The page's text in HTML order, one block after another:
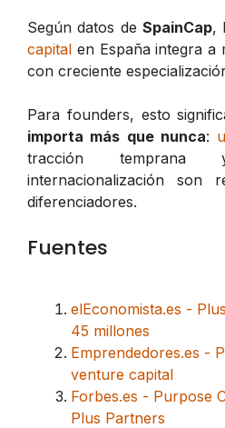
Según datos de SpainCap,
capital en España integra a
con creciente
Para founders, esto
importa más que nunca:
tracción
internacionalización son
diferenciadores.
Fuentes
elEconomista.es -
45 millones
Emprendedores.es -
venture capital
Forbes.es - Purpose
Plus Partners